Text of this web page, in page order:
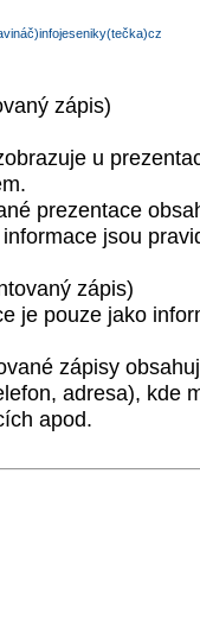
zápis)
u
prezentace
jsou
zápis)
je pouze jako
zápisy
adresa), kde
apod.